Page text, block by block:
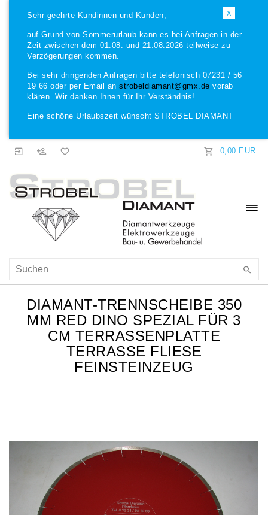
X
Sehr geehrte Kundinnen und Kunden,
auf Grund von Sommerurlaub kann es bei Anfragen in der
Zeit zwischen dem 01.08. und 21.08.2026 teilweise zu
Verzögerungen kommen.
Bei sehr dringenden Anfragen bitte telefonisch 07231 / 56
19 66 oder per Email an strobeldiamant@gmx.de vorab
klären. Wir danken Ihnen für Ihr Verständnis!
Eine schöne Urlaubszeit wünscht STROBEL DIAMANT
0,00 EUR
DIAMANT-TRENNSCHEIBE 350
MM RED DINO SPEZIAL FÜR 3
CM TERRASSENPLATTE
TERRASSE FLIESE
FEINSTEINZEUG